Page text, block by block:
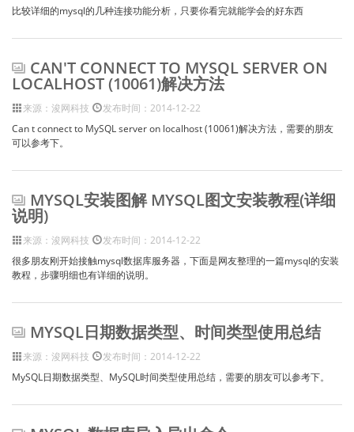
比较详细的mysql的几种连接功能分析，只要你看完就能学会的好东西
CAN'T CONNECT TO MYSQL SERVER ON
LOCALHOST (10061)解决方法
来源：浚网科技
发布时间：2014-12-22
Can t connect to MySQL server on localhost (10061)解决方法，需要的朋友
可以参考下。
MYSQL安装图解 MYSQL图文安装教程(详细
说明)
来源：浚网科技
发布时间：2014-12-22
很多朋友刚开始接触mysql数据库服务器，下面是网友整理的一篇mysql的安装
教程，步骤明细也有详细的说明。
MYSQL日期数据类型、时间类型使用总结
来源：浚网科技
发布时间：2014-12-22
MySQL日期数据类型、MySQL时间类型使用总结，需要的朋友可以参考下。